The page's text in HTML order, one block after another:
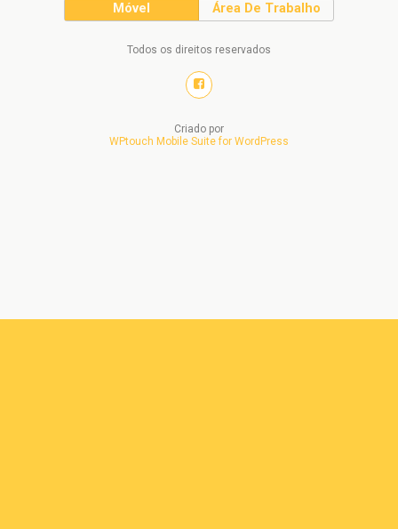
Móvel Área De Trabalho
Todos os direitos reservados
Criado por
WPtouch Mobile Suite for WordPress